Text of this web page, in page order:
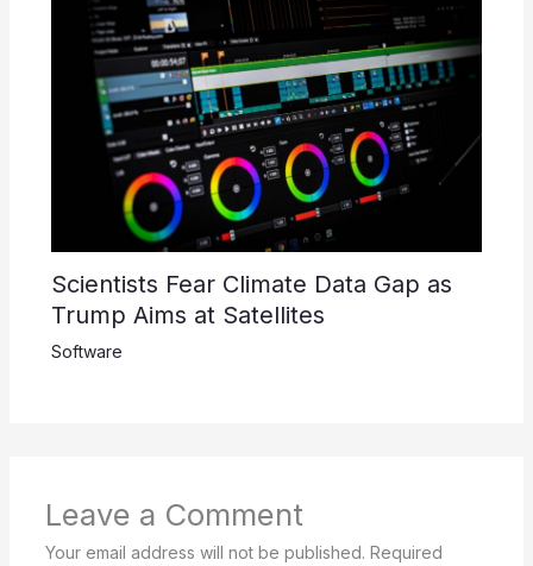
Scientists Fear Climate Data Gap as
Trump Aims at Satellites
Software
Leave a Comment
Your email address will not be published. Required